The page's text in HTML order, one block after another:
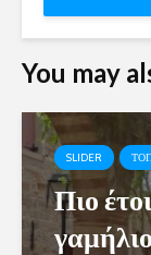
You may
SLIDER
Πιο